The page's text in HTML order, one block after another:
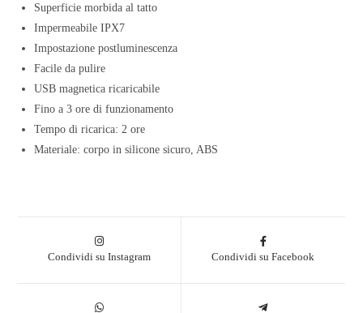
Superficie morbida al tatto
Impermeabile IPX7
Impostazione postluminescenza
Facile da pulire
USB magnetica ricaricabile
Fino a 3 ore di funzionamento
Tempo di ricarica: 2 ore
Materiale: corpo in silicone sicuro, ABS
Condividi su Instagram Condividi su Facebook